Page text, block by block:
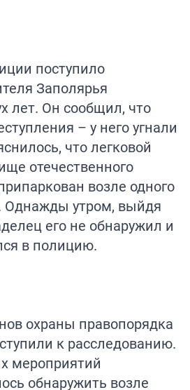
поступило
Заполярья
лет. Он сообщил, что
– у него угнали
что легковой
отечественного
возле одного
утром, выйдя
его не обнаружил и
в полицию.
охраны правопорядка
к расследованию.
мероприятий
обнаружить возле